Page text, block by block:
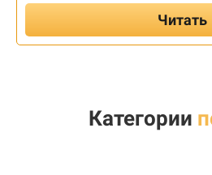
Читать
Категории